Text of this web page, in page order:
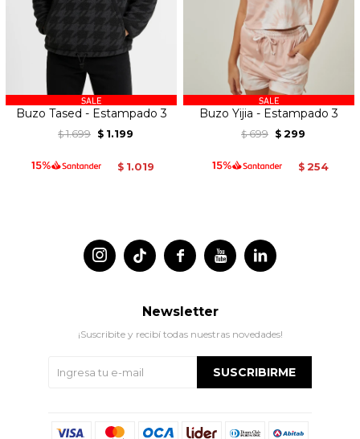
Buzo Tased - Estampado 3
$ 1.699 $ 1.199
$ 1.019
Buzo Yijia - Estampado 3
$ 699 $ 299
$ 254
 
 
Newsletter
¡Suscribite y recibí todas nuestras novedades!
SUSCRIBIRME